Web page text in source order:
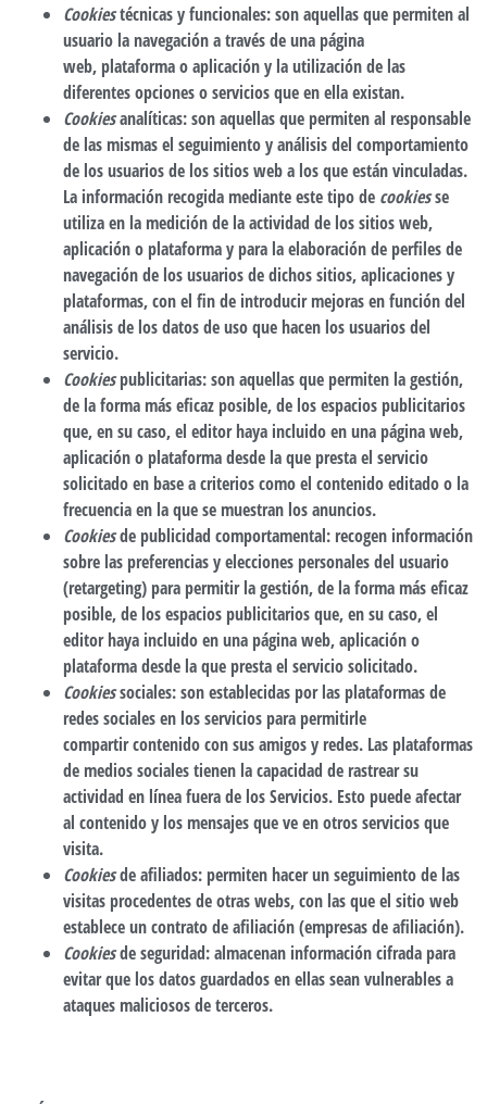
Cookiestécnicas y funcionales: son aquellas que permiten al
usuario la navegación a través de una página
web, plataforma o aplicación y la utilización de las
diferentes opciones o servicios que en ella existan.
Cookiesanalíticas: son aquellas que permiten al responsable
de las mismas el seguimiento y análisis del comportamiento
de los usuarios de los sitios web a los que están vinculadas.
La información recogida mediante este tipo de cookiesse
utiliza en la medición de la actividad de los sitios web,
aplicación o plataforma y para la elaboración de perfiles de
navegación de los usuarios de dichos sitios, aplicaciones y
plataformas, con el fin de introducir mejoras en función del
análisis de los datos de uso que hacen los usuarios del
servicio.
Cookiespublicitarias: son aquellas que permiten la gestión,
de la forma más eficaz posible, de los espacios publicitarios
que, en su caso, el editor haya incluido en una página web,
aplicación o plataforma desde la que presta el servicio
solicitado en base a criterios como el contenido editado o la
frecuencia en la que se muestran los anuncios.
Cookiesde publicidad comportamental: recogen información
sobre las preferencias y elecciones personales del usuario
(retargeting) para permitir la gestión, de la forma más eficaz
posible, de los espacios publicitarios que, en su caso, el
editor haya incluido en una página web, aplicación o
plataforma desde la que presta el servicio solicitado.
Cookiessociales: son establecidas por las plataformas de
redes sociales en los servicios para permitirle
compartir contenido con sus amigos y redes. Las plataformas
de medios sociales tienen la capacidad de rastrear su
actividad en línea fuera de los Servicios. Esto puede afectar
al contenido y los mensajes que ve en otros servicios que
visita.
Cookiesde afiliados: permiten hacer un seguimiento de las
visitas procedentes de otras webs, con las que el sitio web
establece un contrato de afiliación (empresas de afiliación).
Cookiesde seguridad: almacenan información cifrada para
evitar que los datos guardados en ellas sean vulnerables a
ataques maliciosos de terceros.